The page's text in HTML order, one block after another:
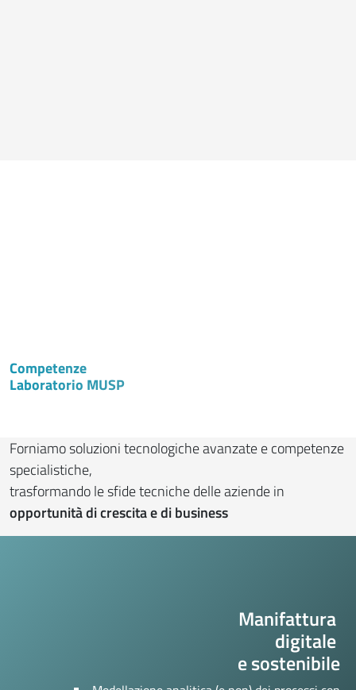
Competenze
Laboratorio MUSP
Forniamo soluzioni tecnologiche avanzate e competenze
specialistiche,
trasformando le sfide tecniche delle aziende in
opportunità di crescita e di business
Manifattura
digitale
e sostenibile